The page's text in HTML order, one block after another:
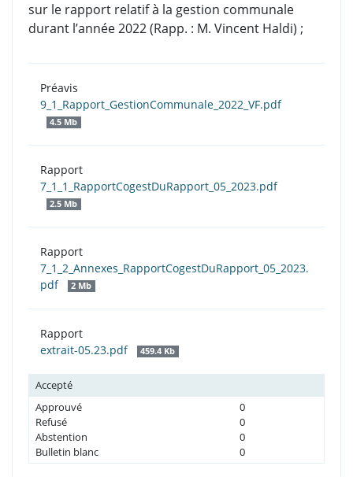
sur le rapport relatif à la gestion communale
durant l’année 2022 (Rapp. : M. Vincent Haldi) ;
Préavis
9_1_Rapport_GestionCommunale_2022_VF.pdf
4.5 Mb
Rapport
7_1_1_RapportCogestDuRapport_05_2023.pdf
2.5 Mb
Rapport
7_1_2_Annexes_RapportCogestDuRapport_05_2023.
pdf
2 Mb
Rapport
extrait-05.23.pdf
459.4 Kb
Accepté
Approuvé
0
Refusé
0
Abstention
0
Bulletin blanc
0